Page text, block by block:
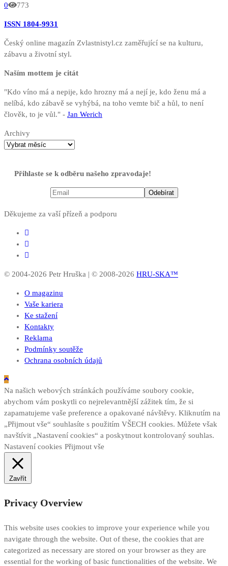
0 773
ISSN 1804-9931
Český online magazín Zvlastnistyl.cz zaměřující se na kulturu,
zábavu a životní styl.
Naším mottem je citát
"Kdo víno má a nepije, kdo hrozny má a nejí je, kdo ženu má a
nelíbá, kdo zábavě se vyhýbá, na toho vemte bič a hůl, to není
člověk, to je vůl." - Jan Werich
Archivy
Přihlaste se k odběru našeho zpravodaje!
Děkujeme za vaší přízeň a podporu
© 2004-2026 Petr Hruška | © 2008-2026 HRU-SKA™
O magazinu
Vaše kariera
Ke stažení
Kontakty
Reklama
Podmínky soutěže
Ochrana osobních údajů
Na našich webových stránkách používáme soubory cookie,
abychom vám poskytli co nejrelevantnější zážitek tím, že si
zapamatujeme vaše preference a opakované návštěvy. Kliknutím na
„Přijmout vše“ souhlasíte s použitím VŠECH cookies. Můžete však
navštívit „Nastavení cookies“ a poskytnout kontrolovaný souhlas.
Nastavení cookies Přijmout vše
Zavřít
Privacy Overview
This website uses cookies to improve your experience while you
navigate through the website. Out of these, the cookies that are
categorized as necessary are stored on your browser as they are
essential for the working of basic functionalities of the website. We